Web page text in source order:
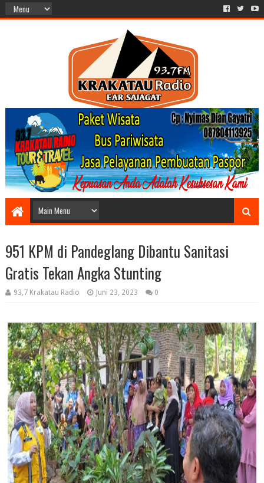
951 KPM di Pandeglang Dibantu Sanitasi
Gratis Tekan Angka Stunting
93,7 Krakatau Radio Juni 23, 2023 0